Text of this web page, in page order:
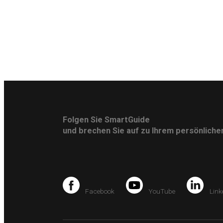
Folgen Sie SmartGuide
und brechen Sie auf zu Ihrem
Facebook YouTube